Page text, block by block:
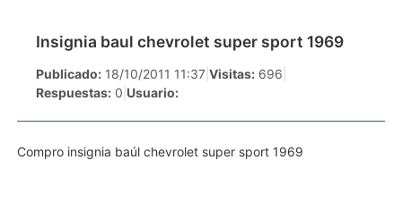
Insignia baul chevrolet super sport 1969
Publicado: 18/10/2011 11:37 Visitas: 696
Respuestas: 0 Usuario:
Compro insignia baúl chevrolet super sport 1969